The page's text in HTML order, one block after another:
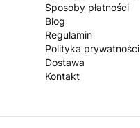
Sposoby płatności
Blog
Regulamin
Polityka prywatności
Dostawa
Kontakt